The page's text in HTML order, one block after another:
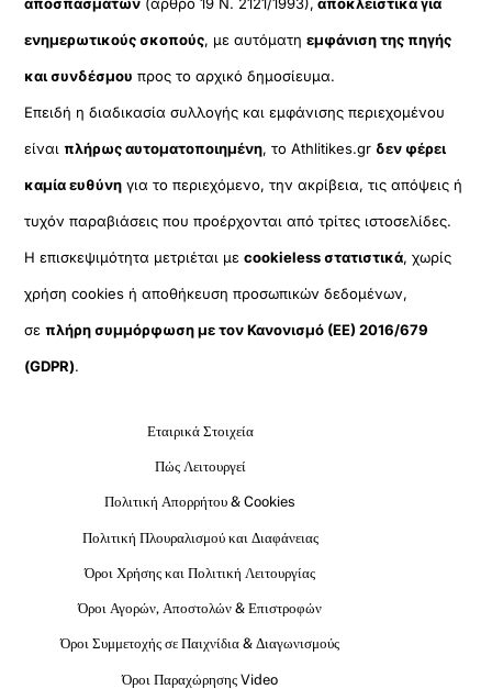
ενημερωτικούς σκοπούς, με αυτόματηεμφάνιση της πηγής
και συνδέσμου προς το αρχικό δημοσίευμα.
Επειδή η διαδικασία συλλογής και εμφάνισης περιεχομένου
είναιπλήρως αυτοματοποιημένη, το Athlitikes.gr δεν φέρει
καμία ευθύνη για το περιεχόμενο, την ακρίβεια, τις απόψεις ή
τυχόν παραβιάσεις που προέρχονται από τρίτες ιστοσελίδες.
Η επισκεψιμότητα μετριέται μεcookieless στατιστικά, χωρίς
χρήση cookies ή αποθήκευση προσωπικών δεδομένων,
σεπλήρη συμμόρφωση με τον Κανονισμό (ΕΕ) 2016/679
(GDPR).
Εταιρικά Στοιχεία
Πώς Λειτουργεί
Πολιτική Απορρήτου & Cookies
Πολιτική Πλουραλισμού και Διαφάνειας
Όροι Χρήσης και Πολιτική Λειτουργίας
Όροι Αγορών, Αποστολών & Επιστροφών
Όροι Συμμετοχής σε Παιχνίδια & Διαγωνισμούς
Όροι Παραχώρησης Video